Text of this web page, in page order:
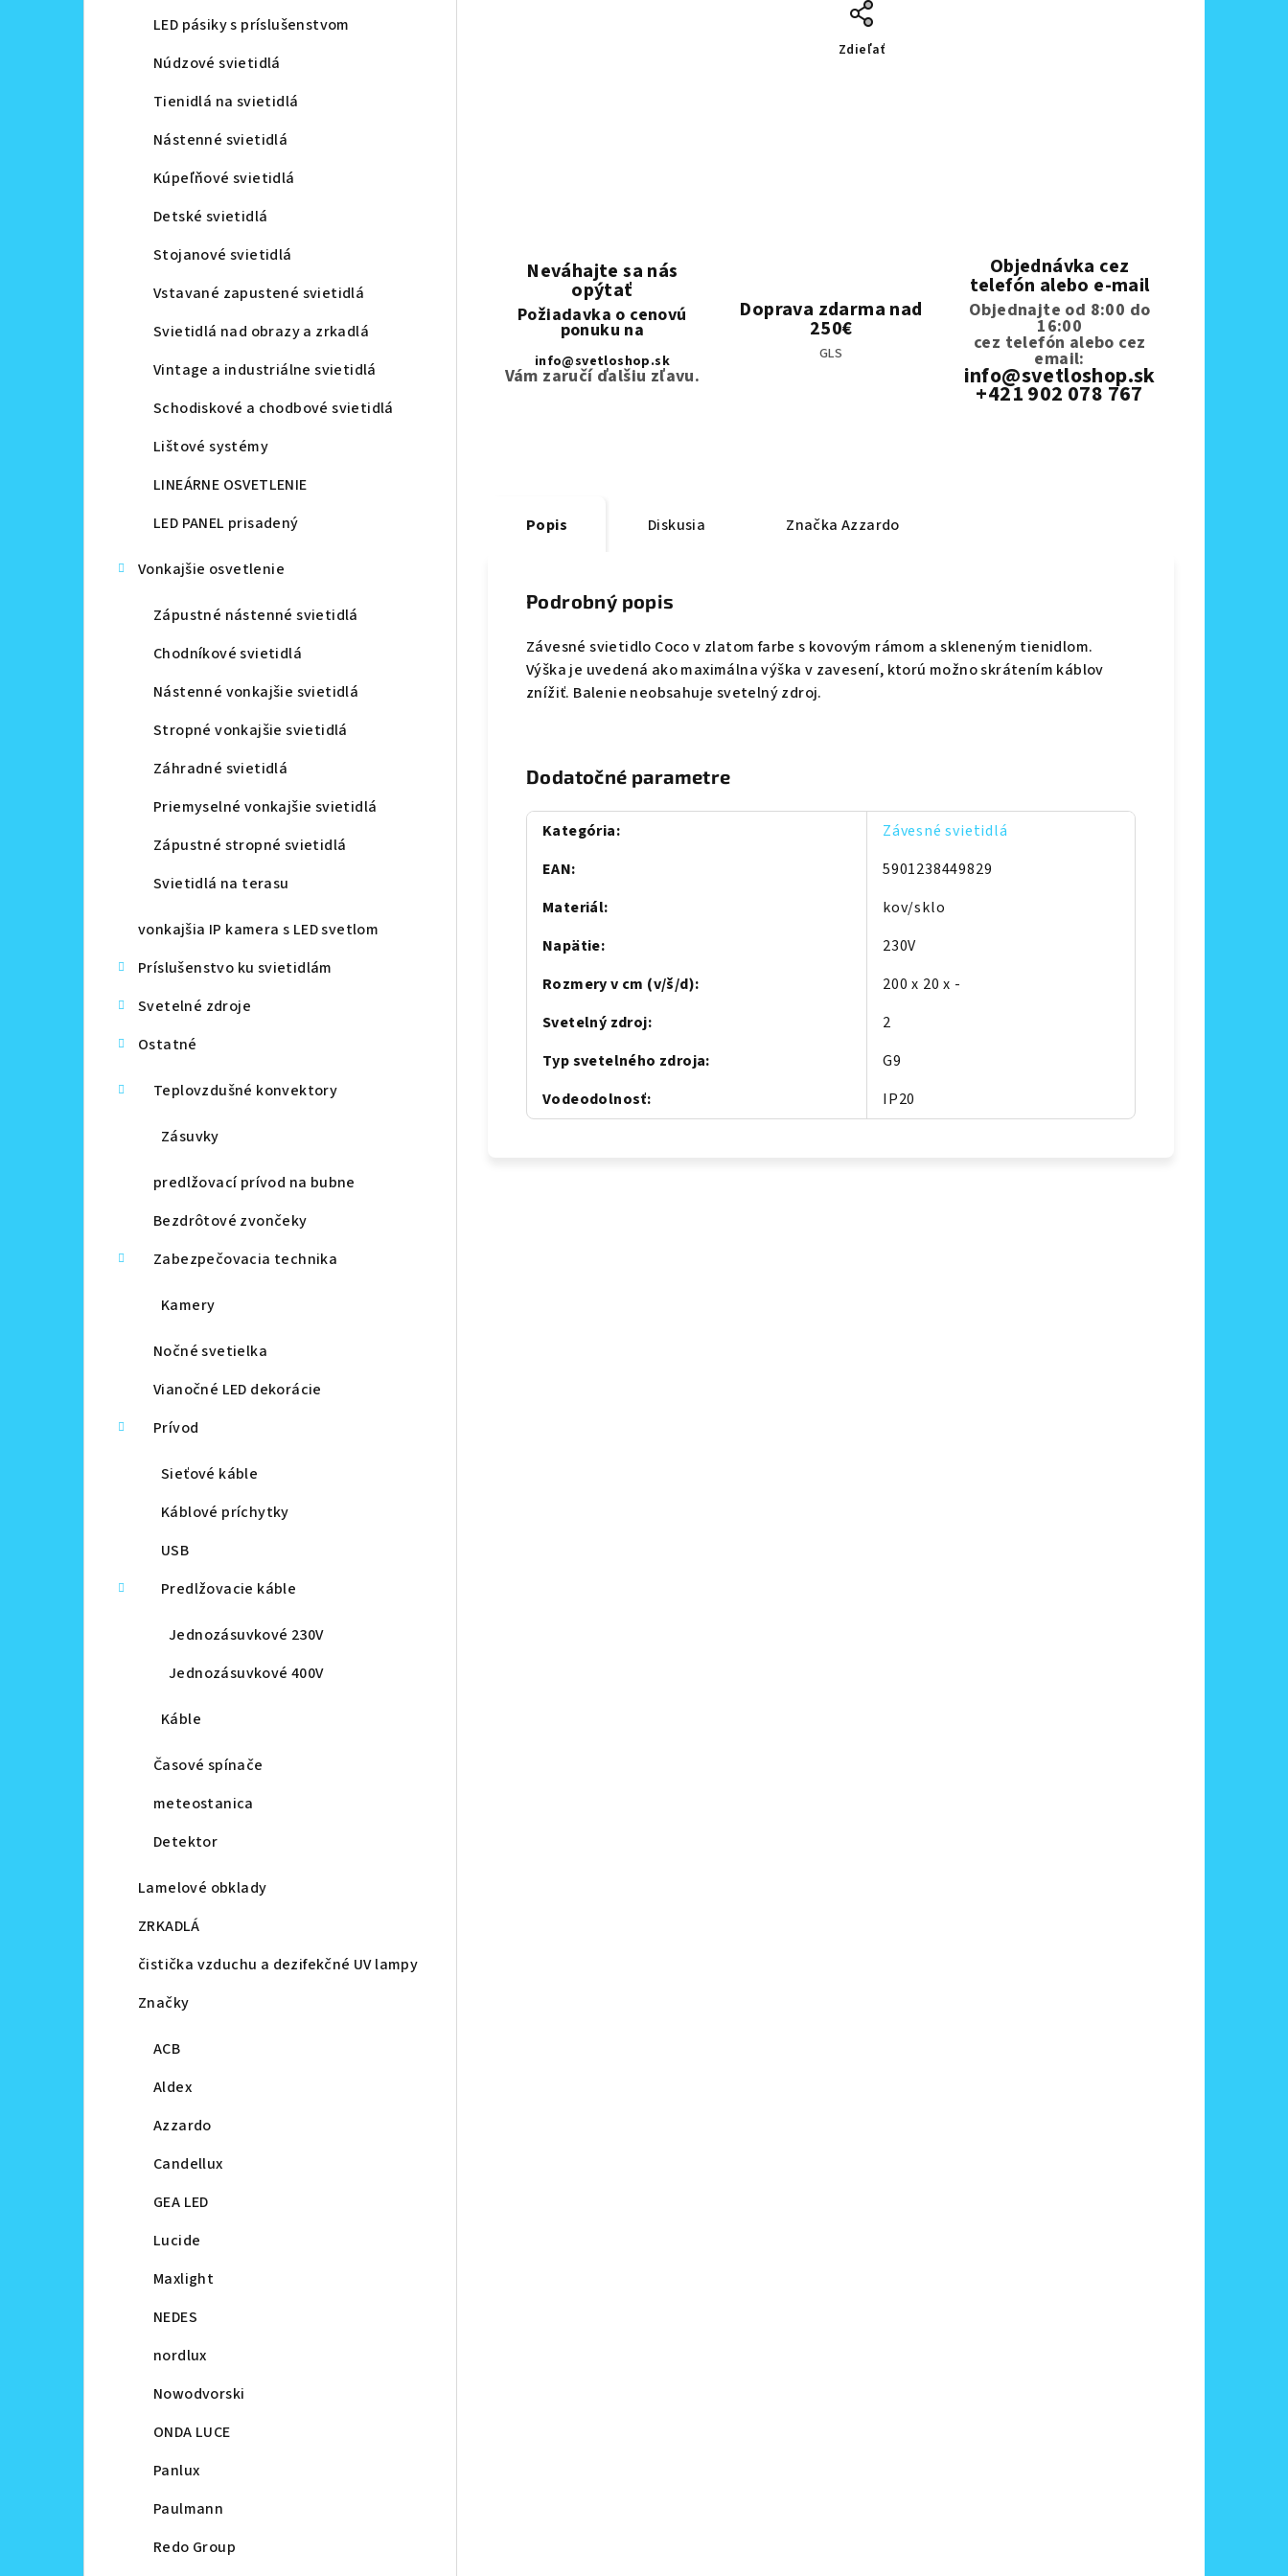
LED pásiky s príslušenstvom
Núdzové svietidlá
Tienidlá na svietidlá
Nástenné svietidlá
Kúpeľňové svietidlá
Detské svietidlá
Stojanové svietidlá
Vstavané zapustené svietidlá
Svietidlá nad obrazy a zrkadlá
Vintage a industriálne svietidlá
Schodiskové a chodbové svietidlá
Lištové systémy
LINEÁRNE OSVETLENIE
LED PANEL prisadený
Vonkajšie osvetlenie
Zápustné nástenné svietidlá
Chodníkové svietidlá
Nástenné vonkajšie svietidlá
Stropné vonkajšie svietidlá
Záhradné svietidlá
Priemyselné vonkajšie svietidlá
Zápustné stropné svietidlá
Svietidlá na terasu
vonkajšia IP kamera s LED svetlom
Príslušenstvo ku svietidlám
Svetelné zdroje
Ostatné
Teplovzdušné konvektory
Zásuvky
predlžovací prívod na bubne
Bezdrôtové zvončeky
Zabezpečovacia technika
Kamery
Nočné svetielka
Vianočné LED dekorácie
Prívod
Sieťové káble
Káblové príchytky
USB
Predlžovacie káble
Jednozásuvkové 230V
Jednozásuvkové 400V
Káble
Časové spínače
meteostanica
Detektor
Lamelové obklady
ZRKADLÁ
čistička vzduchu a dezifekčné UV lampy
Značky
ACB
Aldex
Azzardo
Candellux
GEA LED
Lucide
Maxlight
NEDES
nordlux
Nowodvorski
ONDA LUCE
Panlux
Paulmann
Redo Group
Zdieľať
Neváhajte sa nás
opýtať
Požiadavka o cenovú
ponuku na
info@svetloshop.sk
Vám zaručí ďalšiu zľavu.
Doprava zdarma nad
250€
GLS
Objednávka cez
telefón alebo e-mail
Objednajte od 8:00 do
16:00
cez telefón alebo cez
email:
info@svetloshop.sk
+421 902 078 767
Popis Diskusia Značka Azzardo
Podrobný popis
Závesné svietidlo Coco v zlatom farbe s kovovým rámom a skleneným tienidlom.
Výška je uvedená ako maximálna výška v zavesení, ktorú možno skrátením káblov
znížiť. Balenie neobsahuje svetelný zdroj.
Dodatočné parametre
Kategória:
Závesné svietidlá
EAN:
5901238449829
Materiál:
kov/sklo
Napätie:
230V
Rozmery v cm (v/š/d):
200 x 20 x -
Svetelný zdroj:
2
Typ svetelného zdroja:
G9
Vodeodolnosť: IP20